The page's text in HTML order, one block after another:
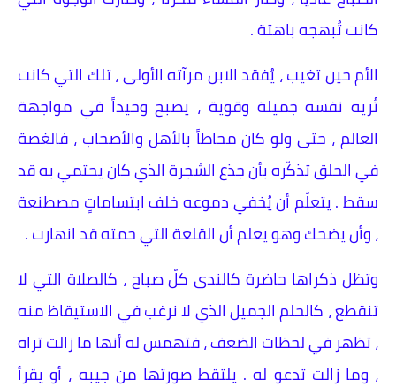
كانت تُبهجه باهتة .
الأم حين تغيب ، يُفقد الابن مرآته الأولى ، تلك التي كانت
تُريه نفسه جميلة وقوية ، يصبح وحيداً في مواجهة
العالم ، حتى ولو كان محاطاً بالأهل والأصحاب ، فالغصة
في الحلق تذكّره بأن جذع الشجرة الذي كان يحتمي به قد
سقط . يتعلّم أن يُخفي دموعه خلف ابتساماتٍ مصطنعة
، وأن يضحك وهو يعلم أن القلعة التي حمته قد انهارت .
وتظل ذكراها حاضرة كالندى كلّ صباح ، كالصلاة التي لا
تنقطع ، كالحلم الجميل الذي لا نرغب في الاستيقاظ منه
، تظهر في لحظات الضعف ، فتهمس له أنها ما زالت تراه
، وما زالت تدعو له . يلتقط صورتها من جيبه ، أو يقرأ